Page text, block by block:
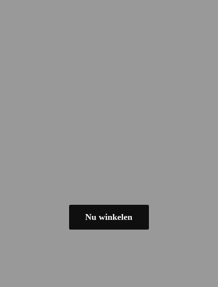
Nu winkelen